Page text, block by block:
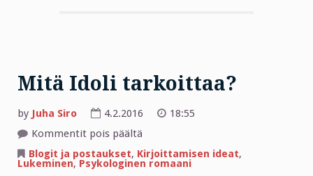
Mitä Idoli tarkoittaa?
by Juha Siro 4.2.2016
18:55
Kommentit pois päältä
Idoli
tarkoittaa?
Blogit ja postaukset, Kirjoittamisen ideat,
Lukeminen, Psykologinen romaani